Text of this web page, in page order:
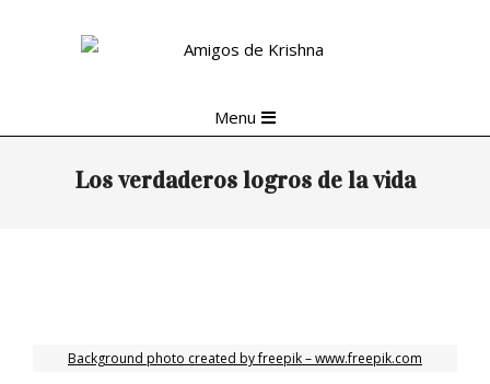
Navigation
Menu
Los verdaderos logros de la vida
Background photo created by freepik – www.freepik.com